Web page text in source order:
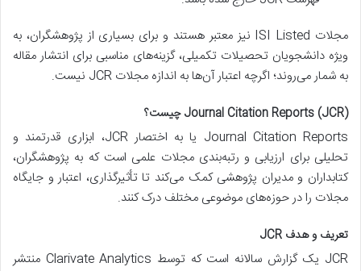
مجلات ISI Listed نیز معتبر هستند و برای بسیاری از پژوهشگران، به
ویژه دانشجویان تحصیلات تکمیلی، گزینه‌های مناسبی برای انتشار مقاله
به شمار می‌روند؛ اگرچه اعتبار آن‌ها به اندازه مجلات JCR نیست.
Journal Citation Reports (JCR) چیست؟
Journal Citation Reports یا به اختصار JCR، ابزاری قدرتمند و
تحلیلی برای ارزیابی و رتبه‌بندی مجلات علمی است که به پژوهشگران،
کتابداران و مدیران پژوهشی کمک می‌کند تا تأثیرگذاری، اعتبار و جایگاه
مجلات را در حوزه‌های موضوعی مختلف درک کنند.
تعریف و هدف JCR
JCR یک گزارش سالانه است که توسط Clarivate Analytics منتشر